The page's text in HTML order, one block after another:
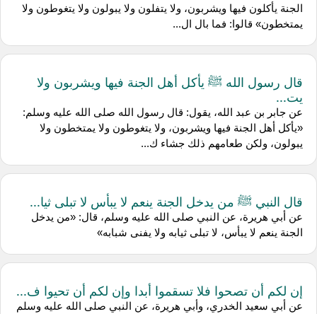
الجنة يأكلون فيها ويشربون، ولا يتفلون ولا يبولون ولا يتغوطون ولا
يمتخطون» قالوا: فما بال ال...
قال رسول الله ﷺ يأكل أهل الجنة فيها ويشربون ولا
يت...
عن جابر بن عبد الله، يقول: قال رسول الله صلى الله عليه وسلم:
«يأكل أهل الجنة فيها ويشربون، ولا يتغوطون ولا يمتخطون ولا
يبولون، ولكن طعامهم ذلك جشاء ك...
قال النبي ﷺ من يدخل الجنة ينعم لا يبأس لا تبلى ثيا...
عن أبي هريرة، عن النبي صلى الله عليه وسلم، قال: «من يدخل
الجنة ينعم لا يبأس، لا تبلى ثيابه ولا يفنى شبابه»
إن لكم أن تصحوا فلا تسقموا أبدا وإن لكم أن تحيوا ف...
عن أبي سعيد الخدري، وأبي هريرة، عن النبي صلى الله عليه وسلم